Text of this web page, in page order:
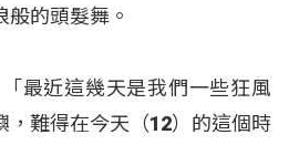
的頭髮舞。
最近這幾天是我們一些狂風
，難得在今天（12）的這個時